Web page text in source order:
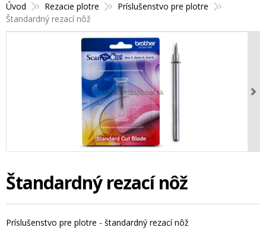
Úvod Rezacie plotre
Príslušenstvo pre plotre
Štandardný rezací nôž
Štandardný rezací nôž
Príslušenstvo pre plotre - štandardný rezací nôž